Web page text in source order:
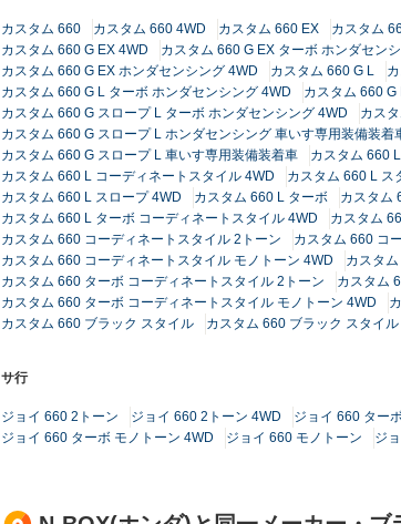
カスタム 660 カスタム 660 4WD カスタム 660 EX カスタム
カスタム 660 G EX 4WD
カスタム 660 G EX ターボ ホンダセン
カスタム 660 G EX ホンダセンシング 4WD
カスタム 660 G L
カスタム 660 G L ターボ ホンダセンシング 4WD
カスタム 660
カスタム 660 G スロープ L ターボ ホンダセンシング 4WD
カス
カスタム 660 G スロープ L ホンダセンシング 車いす専用装備装着
カスタム 660 G スロープ L 車いす専用装備装着車
カスタム 660 L
カスタム 660 L コーディネートスタイル 4WD
カスタム 660 L ス
カスタム 660 L スロープ 4WD
カスタム 660 L ターボ カスタム
カスタム 660 L ターボ コーディネートスタイル 4WD
カスタム
カスタム 660 コーディネートスタイル 2トーン
カスタム 660 コ
カスタム 660 コーディネートスタイル モノトーン 4WD
カスタ
カスタム 660 ターボ コーディネートスタイル 2トーン
カスタム
カスタム 660 ターボ コーディネートスタイル モノトーン 4WD
カスタム 660 ブラック スタイル
カスタム 660 ブラック スタイル
サ行
ジョイ 660 2トーン ジョイ 660 2トーン 4WD ジョイ 660 ター
ジョイ 660 ターボ モノトーン 4WD
ジョイ 660 モノトーン ジ